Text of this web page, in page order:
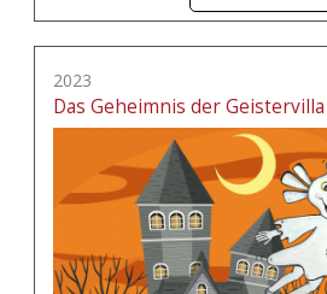
2023
Das Geheimnis der Geistervilla